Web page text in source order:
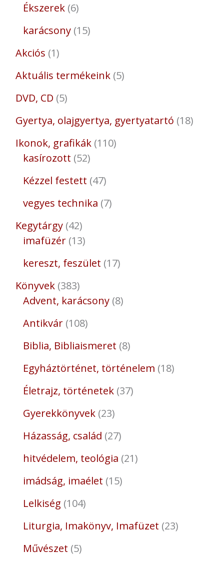
Ékszerek 6
karácsony 15
Akciós 1
Aktuális termékeink 5
DVD, CD 5
Gyertya, olajgyertya, gyertyatartó 18
Ikonok, grafikák 110
kasírozott 52
Kézzel festett 47
vegyes technika 7
Kegytárgy 42
imafüzér 13
kereszt, feszület 17
Könyvek 383
Advent, karácsony 8
Antikvár 108
Biblia, Bibliaismeret 8
Egyháztörténet, történelem 18
Életrajz, történetek 37
Gyerekkönyvek 23
Házasság, család 27
hitvédelem, teológia 21
imádság, imaélet 15
Lelkiség 104
Liturgia, Imakönyv, Imafüzet 23
Művészet 5